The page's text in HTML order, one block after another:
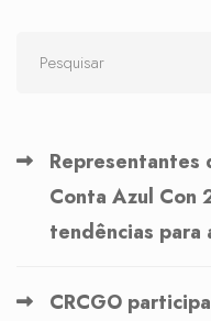
Representantes
Conta Azul Con
tendências
CRCGO